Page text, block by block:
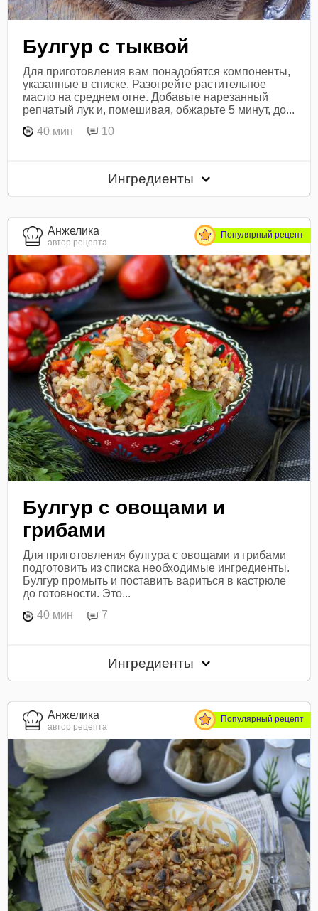
Булгур с тыквой
Для приготовления вам понадобятся компоненты,
указанные в списке. Разогрейте растительное
масло на среднем огне. Добавьте нарезанный
репчатый лук и, помешивая, обжарьте 5 минут, до...
40 мин
10
Ингредиенты
Анжелика
автор рецепта
Популярный рецепт
Булгур с овощами и
грибами
Для приготовления булгура с овощами и грибами
подготовить из списка необходимые ингредиенты.
Булгур промыть и поставить вариться в кастрюле
до готовности. Это...
40 мин
7
Ингредиенты
Анжелика
автор рецепта
Популярный рецепт